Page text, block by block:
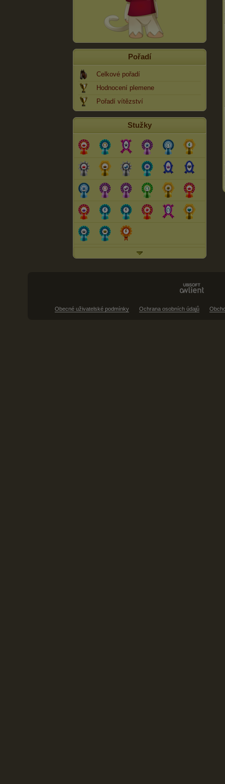
Pořadí
Celkové pořadí
Hodnocení plemene
Pořadí vítězství
Stužky
Obecné uživatelské podmínky Ochrana osobních údajů